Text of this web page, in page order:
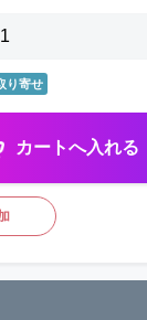
り寄せ
カートへ入れる